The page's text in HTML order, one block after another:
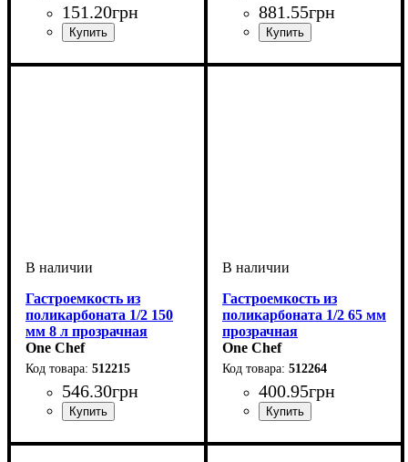
151.20грн 881.55грн
Гастроемкость из
поликарбоната 1/2 150
мм 8 л прозрачная
One Chef
512215
546.30грн
Гастроемкость из
поликарбоната 1/2 65 мм
прозрачная
One Chef
512264
400.95грн